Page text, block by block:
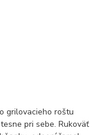
grilovacieho roštu
pri sebe. Rukoväť